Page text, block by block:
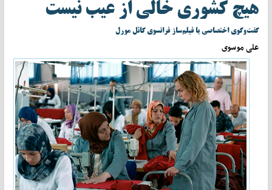
هیچ کشوری خالی از عیب نیست
گفت‌وگوی اختصاصی با فیلم‌ساز فرانسوی گائل مورل
علی موسوی